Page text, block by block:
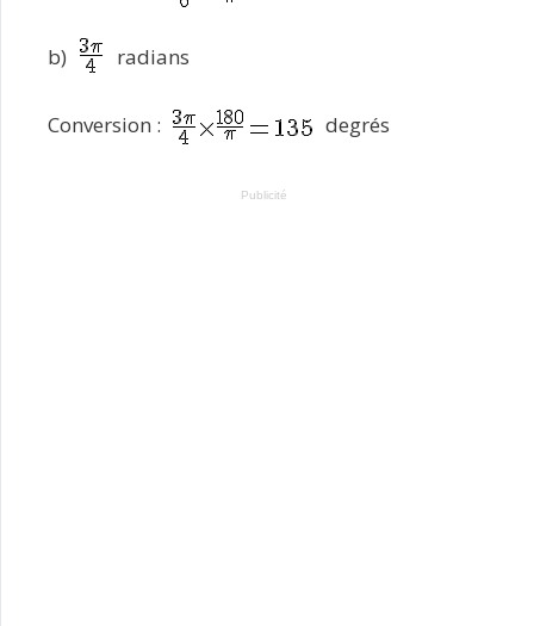
b) radians
Conversion : degrés
Publicité